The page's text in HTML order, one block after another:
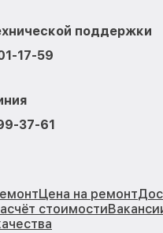
поддержки
17-59
37-61
Цена на ремонт
стоимости